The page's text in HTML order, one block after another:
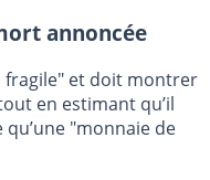
annoncée
fragile" et doit montrer
en estimant qu’il
"monnaie de